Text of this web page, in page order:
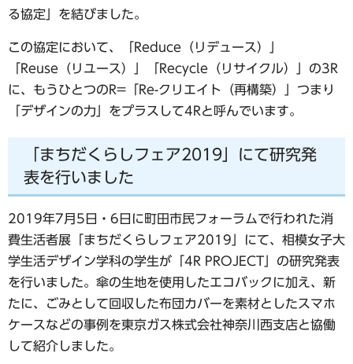
る協定」を結びました。
この協定において、「Reduce（リデュース）」
「Reuse（リユース）」「Recycle（リサイクル）」の3R
に、もうひとつのR=「Re-クリエイト（再構築）」つまり
「デザインの力」をプラスして4Rと呼んでいます。
「まちだくらしフェア2019」にて研究発
表を行いました
2019年7月5日・6日に町田市民フォーラムで行われた消
費生活者展「まちだくらしフェア2019」にて、相模女子大
学生活デザイン学科の学生が「4R PROJECT」の研究発表
を行いました。傘の生地を使用したエコバックに加え、新
たに、ごみとして回収した布団カバーを素材としたスマホ
ケースなどの事例を東京ガス株式会社神奈川西支店と協働
して紹介しました。